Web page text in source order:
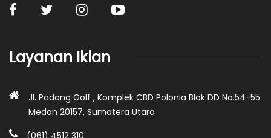
Layanan Iklan
Jl. Padang Golf , Komplek CBD Polonia Blok DD No.54-55
Medan 20157, Sumatera Utara
(061) 4512 310